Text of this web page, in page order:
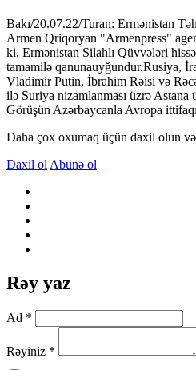
Bakı/20.07.22/Turan: Ermənistan
Armen Qriqoryan "Armenpress"
ki, Ermənistan Silahlı Qüvvələri
tamamilə qanunauyğundur.Rusiya,
Vladimir Putin, İbrahim Rəisi və
ilə Suriya nizamlanması üzrə Astana
Görüşün Azərbaycanla Avropa
Daha çox oxumaq üçün daxil olun
Daxil ol Abunə ol
Rəy yaz
Ad *
Rəyiniz *